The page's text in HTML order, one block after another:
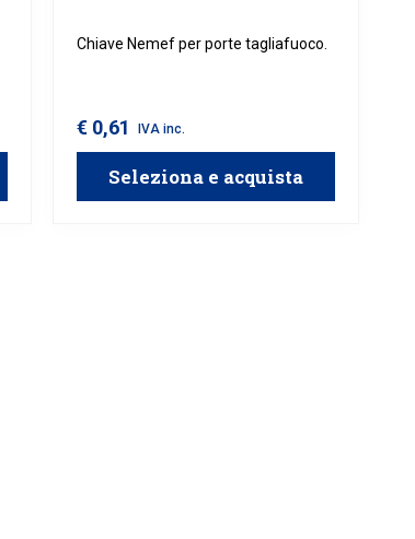
Chiave Nemef per porte tagliafuoco.
€ 0,61 IVA inc.
Seleziona e acquista